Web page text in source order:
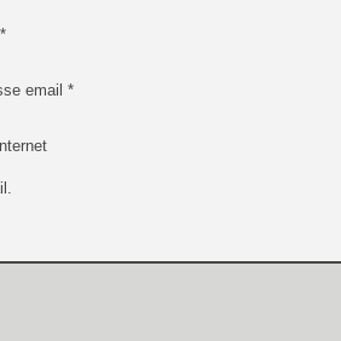
email *